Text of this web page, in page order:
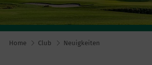
Home Club Neuigkeiten